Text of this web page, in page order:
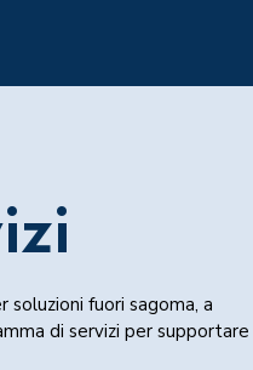
fuori sagoma, a
di servizi per supportare